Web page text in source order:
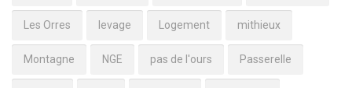
Les Orres levage Logement mithieux
Montagne NGE pas de l'ours Passerelle